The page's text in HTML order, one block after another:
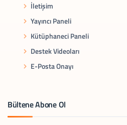
İletişim
Yayıncı Paneli
Kütüphaneci Paneli
Destek Videoları
E-Posta Onayı
Bültene Abone Ol